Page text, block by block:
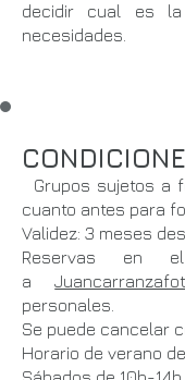
decidir cual es
necesidades.
Grupos sujetos a
cuanto antes para
Validez: 3 meses
Reservas en
a
personales.
Se puede cancelar
Horario de verano